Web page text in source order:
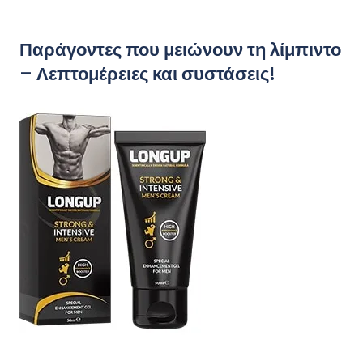
Παράγοντες που μειώνουν τη λίμπιντο
– Λεπτομέρειες και συστάσεις!